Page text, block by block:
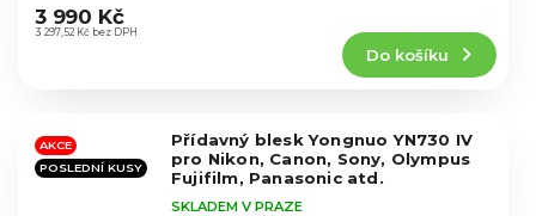
hodnocení
produktu
hvězdiček.
3 297,52 Kč bez DPH
3 990 Kč
Do košíku
AKCE
POSLEDNÍ KUSY
Přídavný blesk Yongnuo YN730 IV
pro Nikon, Canon, Sony, Olympus
Fujifilm, Panasonic atd.
SKLADEM V PRAZE